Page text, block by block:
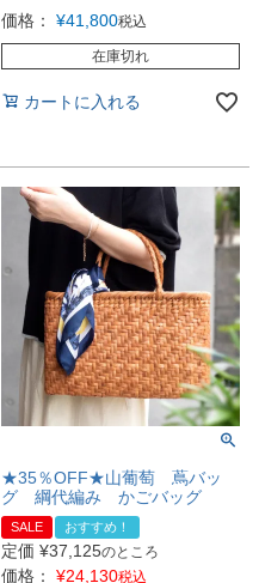
価格：
¥41,800税込
在庫切れ
カートに入れる
★35％OFF★山葡萄 蔦バッ
グ 綱代編み かごバッグ
SALE おすすめ！
定価 ¥37,125のところ
価格： ¥24,130税込